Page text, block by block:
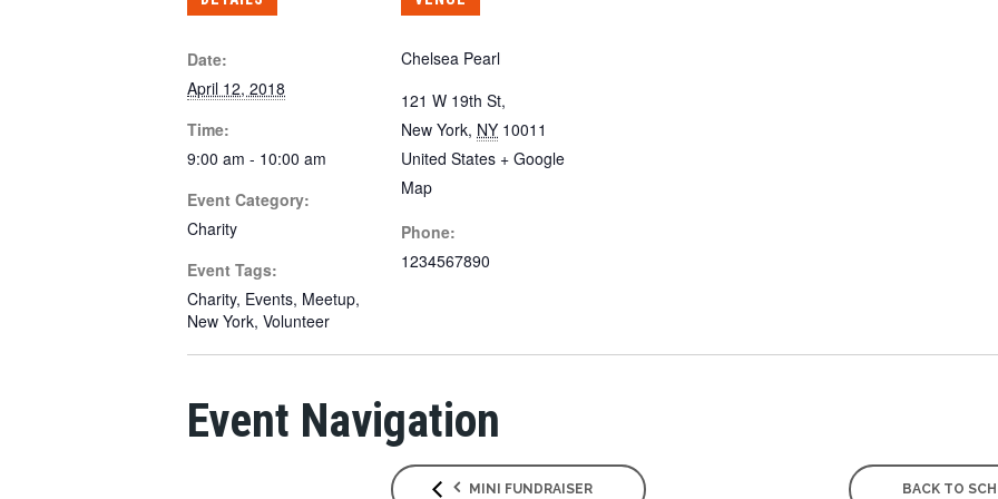
Date:
April 12, 2018
Time:
9:00 am - 10:00 am
Event Category:
Charity
Event Tags:
Charity, Events, Meetup,
New York, Volunteer
Chelsea Pearl
121 W 19th St,
New York, NY 10011
United States + Google
Map
Phone:
1234567890
Event Navigation
MINI FUNDRAISER BACK TO